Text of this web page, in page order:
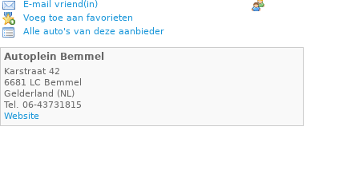
E-mail vriend(in)
Voeg toe aan favorieten
Alle auto's van deze aanbieder
Autoplein Bemmel
Karstraat 42
6681 LC Bemmel
Gelderland (NL)
Tel. 06-43731815
Website